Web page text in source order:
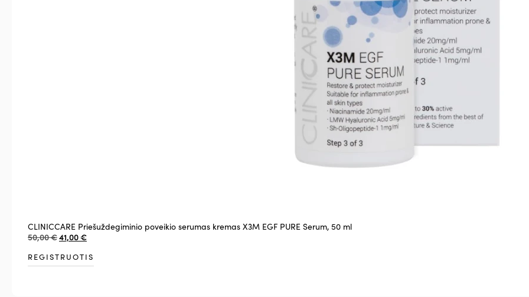
CLINICCARE Priešuždegiminio poveikio serumas kremas X3M EGF PURE Serum, 50 ml
50,00€41,00€
REGISTRUOTIS